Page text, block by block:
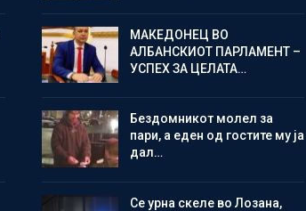
МАКЕДОНЕЦ ВО
АЛБАНСКИОТ ПАРЛАМЕНТ –
УСПЕХ ЗА ЦЕЛАТА…
Бездомникот молел за
пари, а еден од гостите му ја
дал…
Се урна скеле во Лозана,